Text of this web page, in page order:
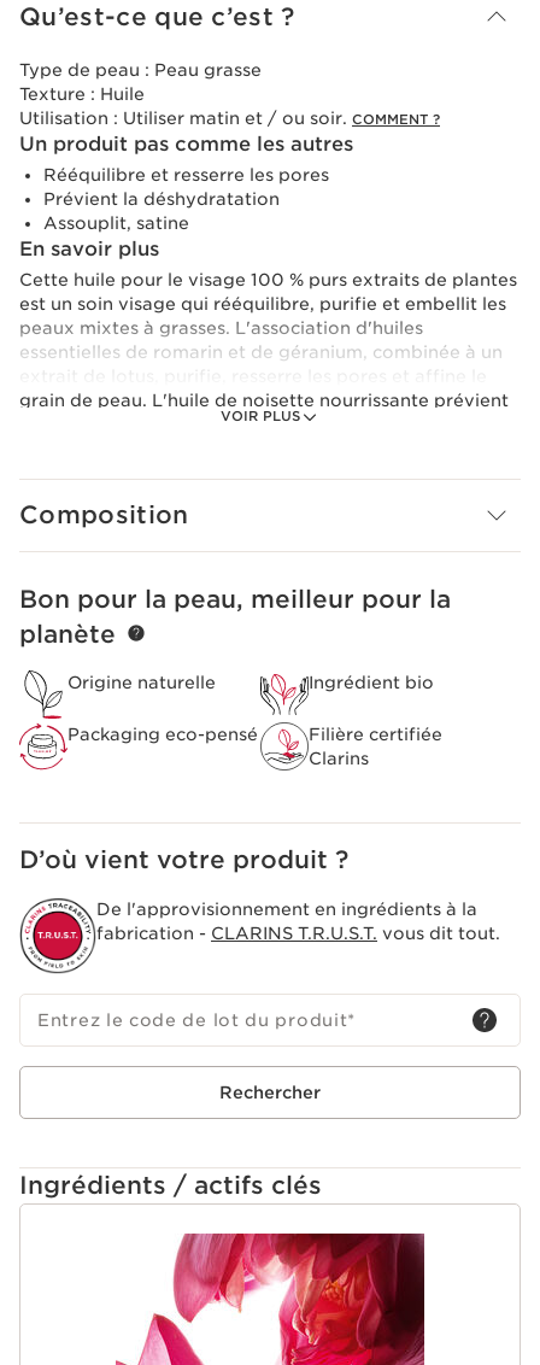
Qu’est-ce que c’est ?
VOIR PLUS
Type de peau : Peau grasse
Texture : Huile
Utilisation : Utiliser matin et / ou soir. COMMENT ?
Un produit pas comme les autres
Rééquilibre et resserre les pores
Prévient la déshydratation
Assouplit, satine
En savoir plus
Cette huile pour le visage 100 % purs extraits de plantes
est un soin visage qui rééquilibre, purifie et embellit les
peaux mixtes à grasses. L'association d'huiles
essentielles de romarin et de géranium, combinée à un
grain de peau. L'huile de noisette nourrissante prévient
la déshydratation, assouplit et satine la peau. Pénètre
Eviter le contour des yeux.
Composition
ALLER AU CONTENU
Bon pour la peau, meilleur pour la
planète
Origine naturelle Ingrédient bio
Packaging eco-pensé
Filière certifiée
Clarins
D’où vient votre produit ?
De l'approvisionnement en ingrédients à la
fabrication - CLARINS T.R.U.S.T. vous dit tout.
Entrez le code de lot du produit*
Rechercher
Ingrédients / actifs clés
ALLER AU CONTENU